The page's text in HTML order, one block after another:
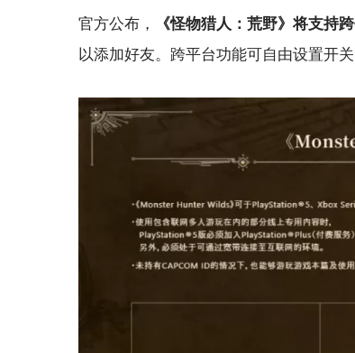
官方公布， 《怪物猎人：荒野》将支持
以添加好友。跨平台功能可自由设置开关